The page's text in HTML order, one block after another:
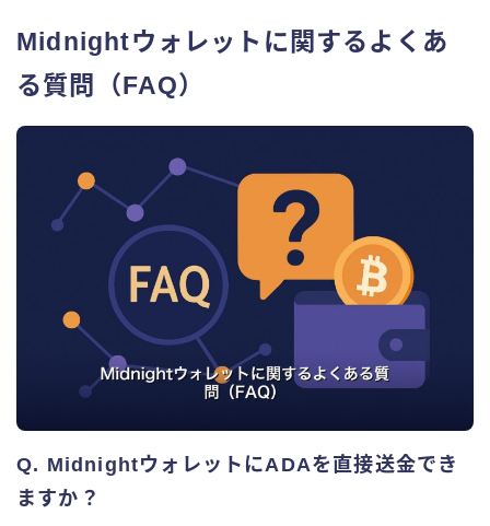
Midnightウォレットに関するよくあ
る質問（FAQ）
Q. MidnightウォレットにADAを直接送金でき
ますか？